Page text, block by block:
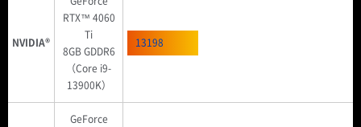
NVIDIA®
RTX™ 4060
Ti
8GB GDDR6
（Core i9-
13900K）
13198
GeForce